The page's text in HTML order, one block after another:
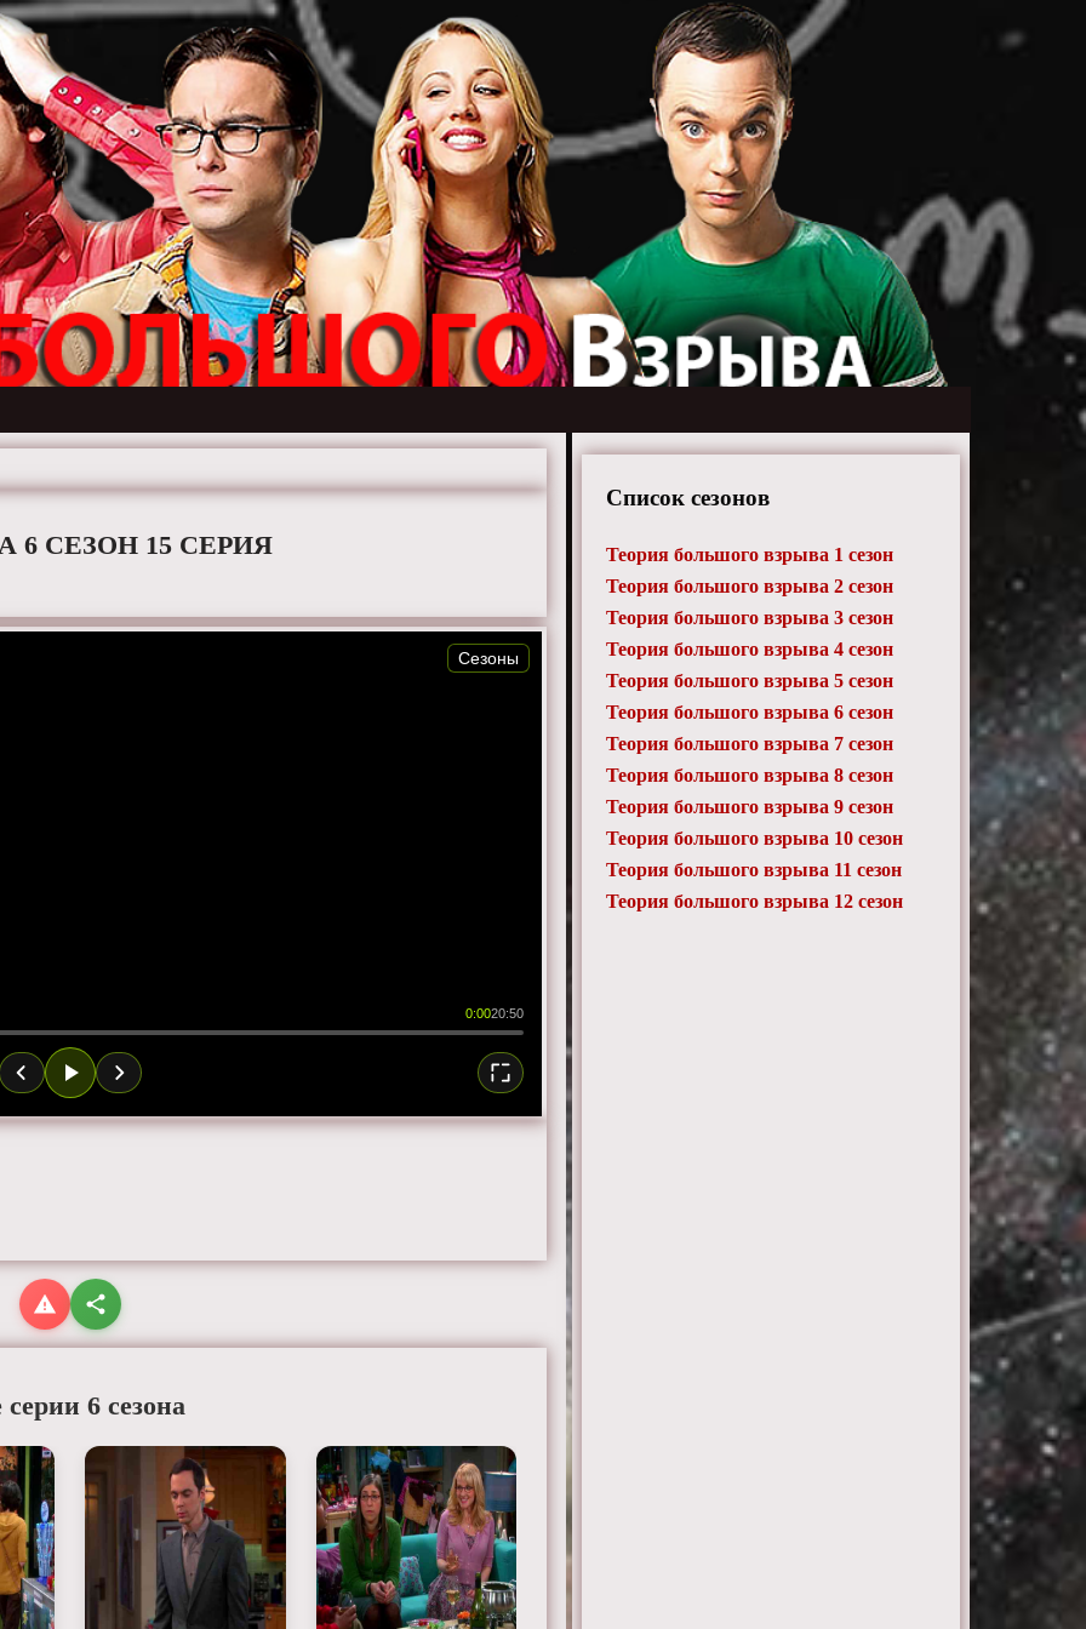
СЕЗОН 15 СЕРИЯ
0:0020:50
Сезоны
серии 6 сезона
Список сезонов
Теория большого взрыва 1 сезон
Теория большого взрыва 2 сезон
Теория большого взрыва 3 сезон
Теория большого взрыва 4 сезон
Теория большого взрыва 5 сезон
Теория большого взрыва 6 сезон
Теория большого взрыва 7 сезон
Теория большого взрыва 8 сезон
Теория большого взрыва 9 сезон
Теория большого взрыва 10 сезон
Теория большого взрыва 11 сезон
Теория большого взрыва 12 сезон